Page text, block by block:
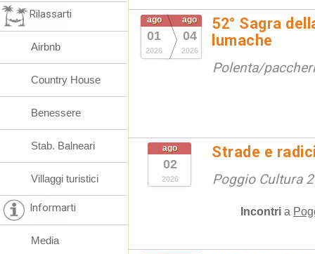
ago
01
2026
ago
04
2026
52° Sagra
lumache
Polenta/
ago
02
2026
Strade e
Poggio Cultura
Incontri a
Rilassarti
Airbnb
Country House
Benessere
Stab. Balneari
Villaggi turistici
Informarti
Media